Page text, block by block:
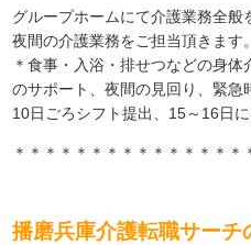
グループホームにて介護業務全般
夜間の介護業務をご担当頂きます。
＊食事・入浴・排せつなどの身
のサポート、夜間の見回り、緊急
10日ごろシフト提出、15～16日に
＊＊＊＊＊＊＊＊＊＊＊＊＊＊＊
播磨兵庫介護転職サーチ